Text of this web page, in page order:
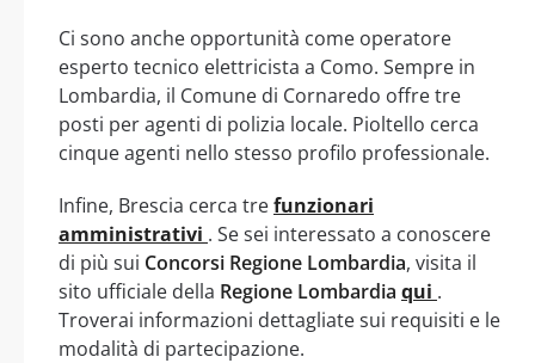
Ci sono anche opportunità come operatore
esperto tecnico elettricista a Como. Sempre in
Lombardia, il Comune di Cornaredo offre tre
posti per agenti di polizia locale. Pioltello cerca
cinque agenti nello stesso profilo professionale.
Infine, Brescia cerca trefunzionari
amministrativi . Se sei interessato a conoscere
di più sui Concorsi Regione Lombardia, visita il
sito ufficiale della Regione Lombardia qui .
Troverai informazioni dettagliate sui requisiti e le
modalità di partecipazione.